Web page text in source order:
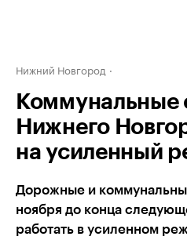
Нижний Новгород
Коммунальные
Нижнего
на усиленный
Дорожные и
ноября до конца
работать в усиленном